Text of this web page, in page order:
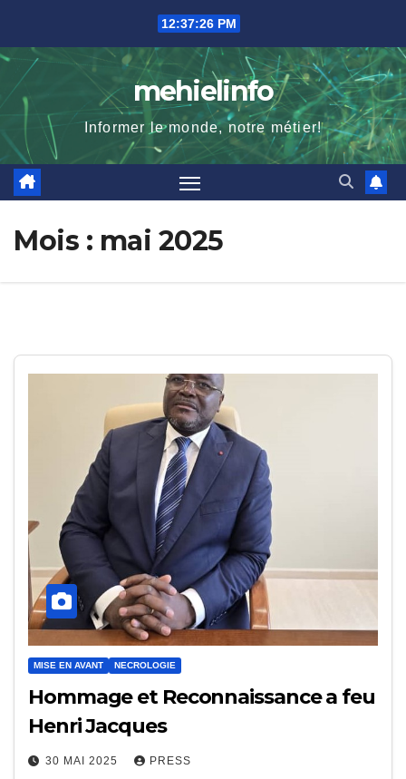
content
12:37:27 PM
mehielinfo
Informer le monde, notre métier!
Mois : mai 2025
MISE EN AVANT NECROLOGIE
Hommage et Reconnaissance a feu
Henri Jacques
30 MAI 2025 PRESS